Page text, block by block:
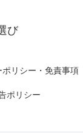
び
ポリシー・免責事項
ポリシー